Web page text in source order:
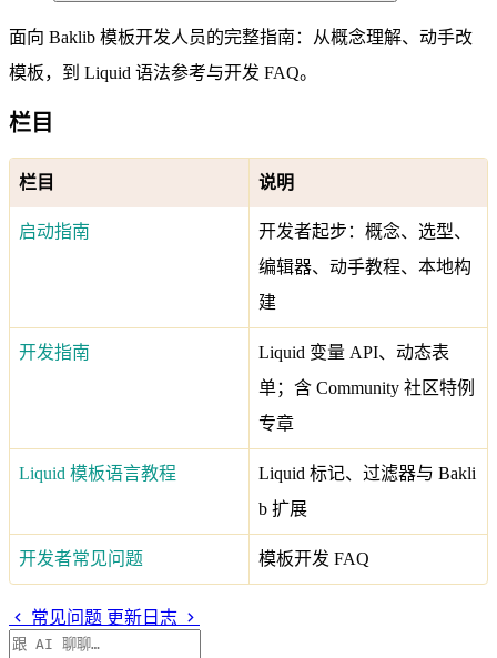
面向 Baklib 模板开发人员的完整指南：从概念理解、动手改
模板，到 Liquid 语法参考与开发 FAQ。
栏目
栏目 说明
启动指南
开发者起步：概念、选型、
编辑器、动手教程、本地构
建
开发指南
Liquid 变量 API、动态表
单；含 Community 社区特例
专章
Liquid 模板语言教程
Liquid 标记、过滤器与 Bakli
b 扩展
开发者常见问题 模板开发 FAQ
常见问题 更新日志